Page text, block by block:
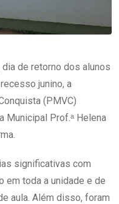
de retorno dos alunos
junino, a
(PMVC)
Municipal Prof.ᵃ Helena
significativas com
em toda a unidade e de
aula. Além disso, foram